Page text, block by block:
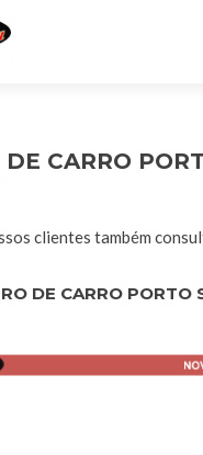
DE CARRO
clientes também
DE CARRO PORTO